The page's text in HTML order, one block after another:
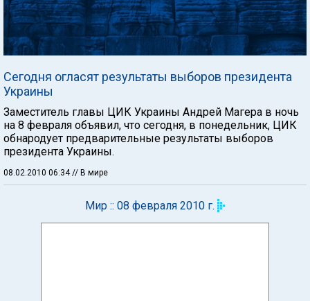
Сегодня огласят результаты выборов президента
Украины
Заместитель главы ЦИК Украины Андрей Магера в ночь
на 8 февраля объявил, что сегодня, в понедельник, ЦИК
обнародует предварительные результаты выборов
президента Украины.
08.02.2010 06:34// В мире
Мир :: 08 февраля 2010 г.